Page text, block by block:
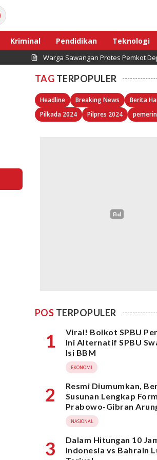
Kriminal Pendidikan Teknologi
Sport
Warga Sawangan Protes Pemkot
TAG TERPOPULER
Headline Breaking News
Berita
Pilkada 2024
Pilpres 2024
POS TERPOPULER
1
Viral! Boikot SPBU
Ini Alternatif SPBU
Isi BBM
EKONOMI
2
Resmi Diumumkan,
Susunan Lengkap
Prabowo-Gibran
2024, Ada Ridwan
Suami Yenny Wahid
NASIONAL
3
Dalam Hitungan 10
Indonesia vs Bahrain